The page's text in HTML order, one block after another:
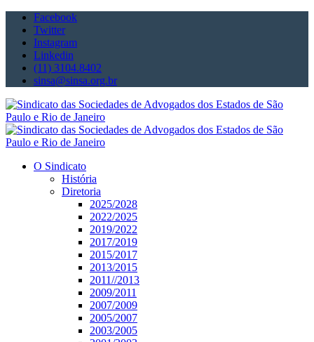
Facebook
Twitter
Instagram
Linkedin
(11) 3104.8402
sinsa@sinsa.org.br
O Sindicato
História
Diretoria
2025/2028
2022/2025
2019/2022
2017/2019
2015/2017
2013/2015
2011//2013
2009/2011
2007/2009
2005/2007
2003/2005